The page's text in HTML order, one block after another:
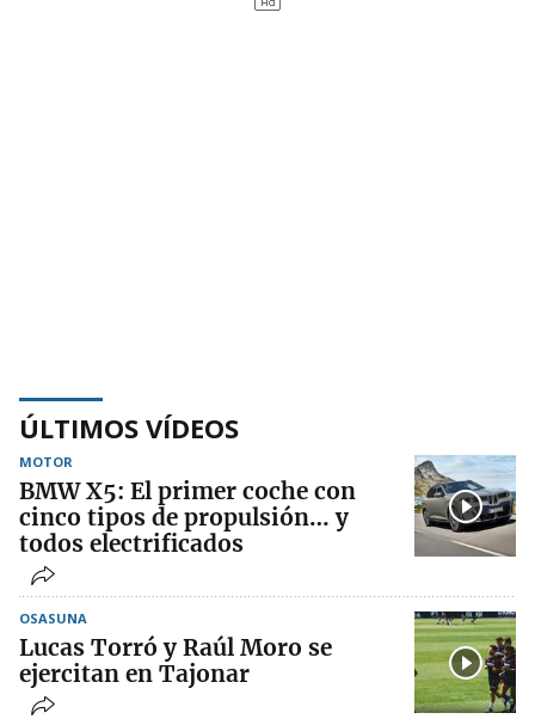
ÚLTIMOS VÍDEOS
MOTOR
BMW X5: El primer coche con
cinco tipos de propulsión… y
todos electrificados
OSASUNA
Lucas Torró y Raúl Moro se
ejercitan en Tajonar